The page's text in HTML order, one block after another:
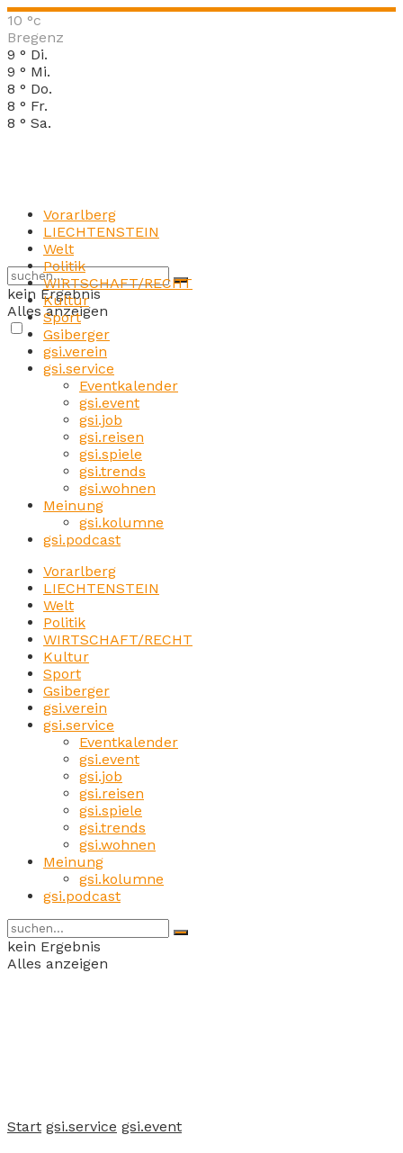
10 °c
Bregenz
9 ° Di.
9 ° Mi.
8 ° Do.
8 ° Fr.
8 ° Sa.
kein Ergebnis
Alles anzeigen
Vorarlberg
LIECHTENSTEIN
Welt
Politik
WIRTSCHAFT/RECHT
Kultur
Sport
Gsiberger
gsi.verein
gsi.service
Eventkalender
gsi.event
gsi.job
gsi.reisen
gsi.spiele
gsi.trends
gsi.wohnen
Meinung
gsi.kolumne
gsi.podcast
Vorarlberg
LIECHTENSTEIN
Welt
Politik
WIRTSCHAFT/RECHT
Kultur
Sport
Gsiberger
gsi.verein
gsi.service
Eventkalender
gsi.event
gsi.job
gsi.reisen
gsi.spiele
gsi.trends
gsi.wohnen
Meinung
gsi.kolumne
gsi.podcast
kein Ergebnis
Alles anzeigen
Start gsi.service gsi.event